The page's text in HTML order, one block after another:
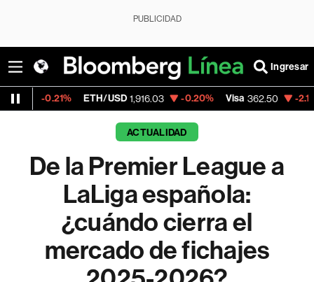
PUBLICIDAD
Ingresar
ETH/USD 1,916.03 -0.20% Visa 362.50 -2.15%
ACTUALIDAD
De la Premier League a
LaLiga española:
¿cuándo cierra el
mercado de fichajes